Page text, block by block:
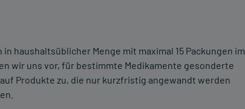
haushaltsüblicher Menge mit maximal 15 Packungen im
wir uns vor, für bestimmte Medikamente gesonderte
Produkte zu, die nur kurzfristig angewandt werden